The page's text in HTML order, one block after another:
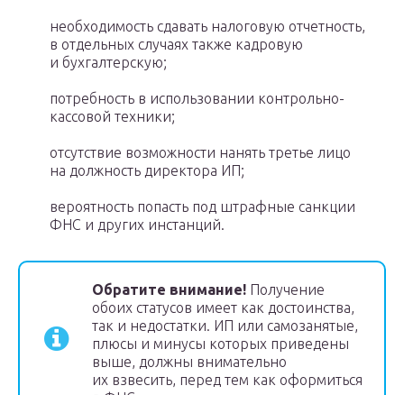
необходимость сдавать налоговую отчетность,
в отдельных случаях также кадровую
и бухгалтерскую;
потребность в использовании контрольно-
кассовой техники;
отсутствие возможности нанять третье лицо
на должность директора ИП;
вероятность попасть под штрафные санкции
ФНС и других инстанций.
Обратите внимание! Получение
обоих статусов имеет как достоинства,
так и недостатки. ИП или самозанятые,
плюсы и минусы которых приведены
выше, должны внимательно
их взвесить, перед тем как оформиться